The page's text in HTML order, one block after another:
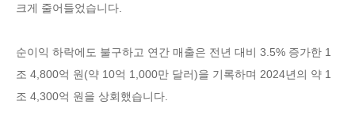
크게 줄어들었습니다.
순이익 하락에도 불구하고 연간 매출은 전년 대비 3.5% 증가한 1
조 4,800억 원(약 10억 1,000만 달러)을 기록하며 2024년의 약 1
조 4,300억 원을 상회했습니다.